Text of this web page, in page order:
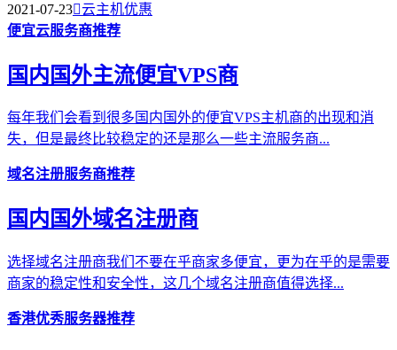
2021-07-23云主机优惠
便宜云服务商推荐
国内国外主流便宜VPS商
每年我们会看到很多国内国外的便宜VPS主机商的出现和消
失，但是最终比较稳定的还是那么一些主流服务商...
域名注册服务商推荐
国内国外域名注册商
选择域名注册商我们不要在乎商家多便宜，更为在乎的是需要
商家的稳定性和安全性，这几个域名注册商值得选择...
香港优秀服务器推荐